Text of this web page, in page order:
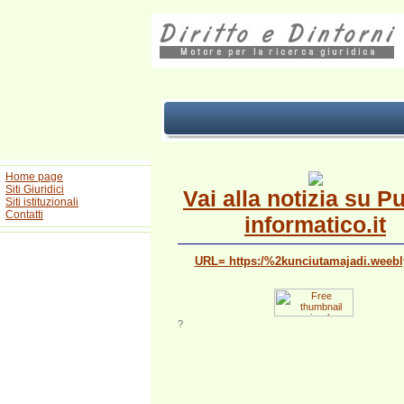
Home page
Siti Giuridici
Siti istituzionali
Contatti
Vai alla notizia su
informatico.it
URL= https:/
?